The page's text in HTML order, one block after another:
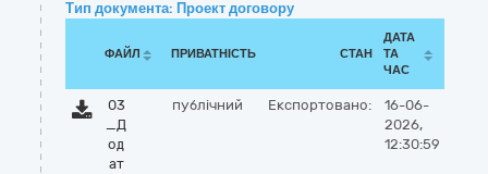
Тип документа: Проект договору
ФАЙЛ ПРИВАТНІСТЬ СТАН
ДАТА
ТА
ЧАС
03
_Д
од
ат
публічний Експортовано:
16-06-
2026,
12:30:59